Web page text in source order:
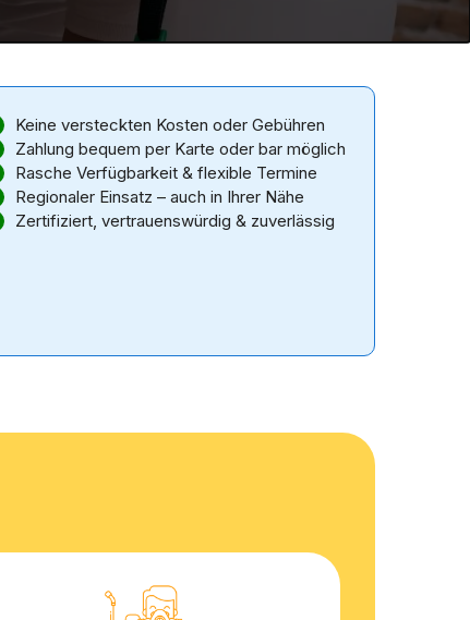
Keine versteckten Kosten oder Gebühren
Zahlung bequem per Karte oder bar möglich
Rasche Verfügbarkeit & flexible Termine
Regionaler Einsatz – auch in Ihrer Nähe
Zertifiziert, vertrauenswürdig & zuverlässig